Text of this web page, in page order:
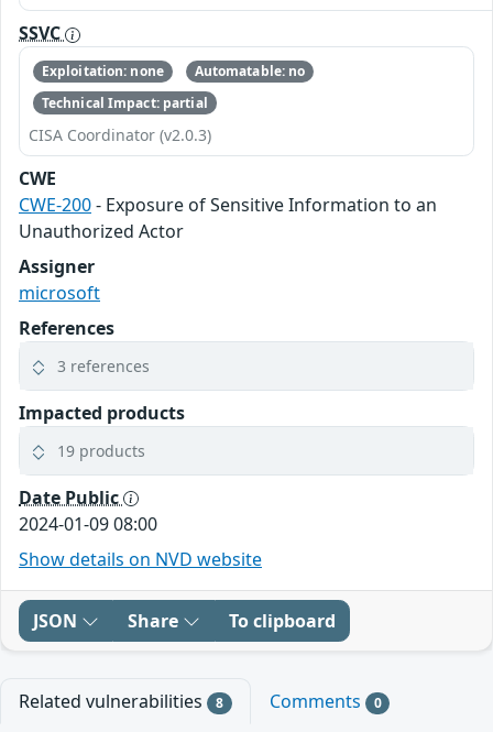
SSVC
Exploitation: none
Automatable: no
Technical Impact: partial
CISA Coordinator (v2.0.3)
CWE
CWE-200- Exposure of Sensitive Information to an
Unauthorized Actor
Assigner
microsoft
References
3 references
Impacted products
19 products
Date Public
2024-01-09 08:00
Show details on NVD website
JSON Share To clipboard
Related vulnerabilities 8 Comments 0